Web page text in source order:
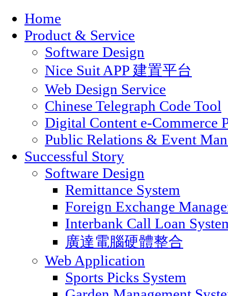
Home
Product & Service
Software Design
Nice Suit APP 建置平台
Web Design Service
Chinese Telegraph Code Tool
Digital Content e-Commerce
Public Relations & Event
Successful Story
Software Design
Remittance System
Foreign Exchange
Interbank Call Loan
廣達電腦硬體整合
Web Application
Sports Picks System